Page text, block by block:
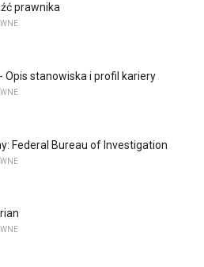
prawnika
Opis stanowiska i profil kariery
Federal Bureau of Investigation